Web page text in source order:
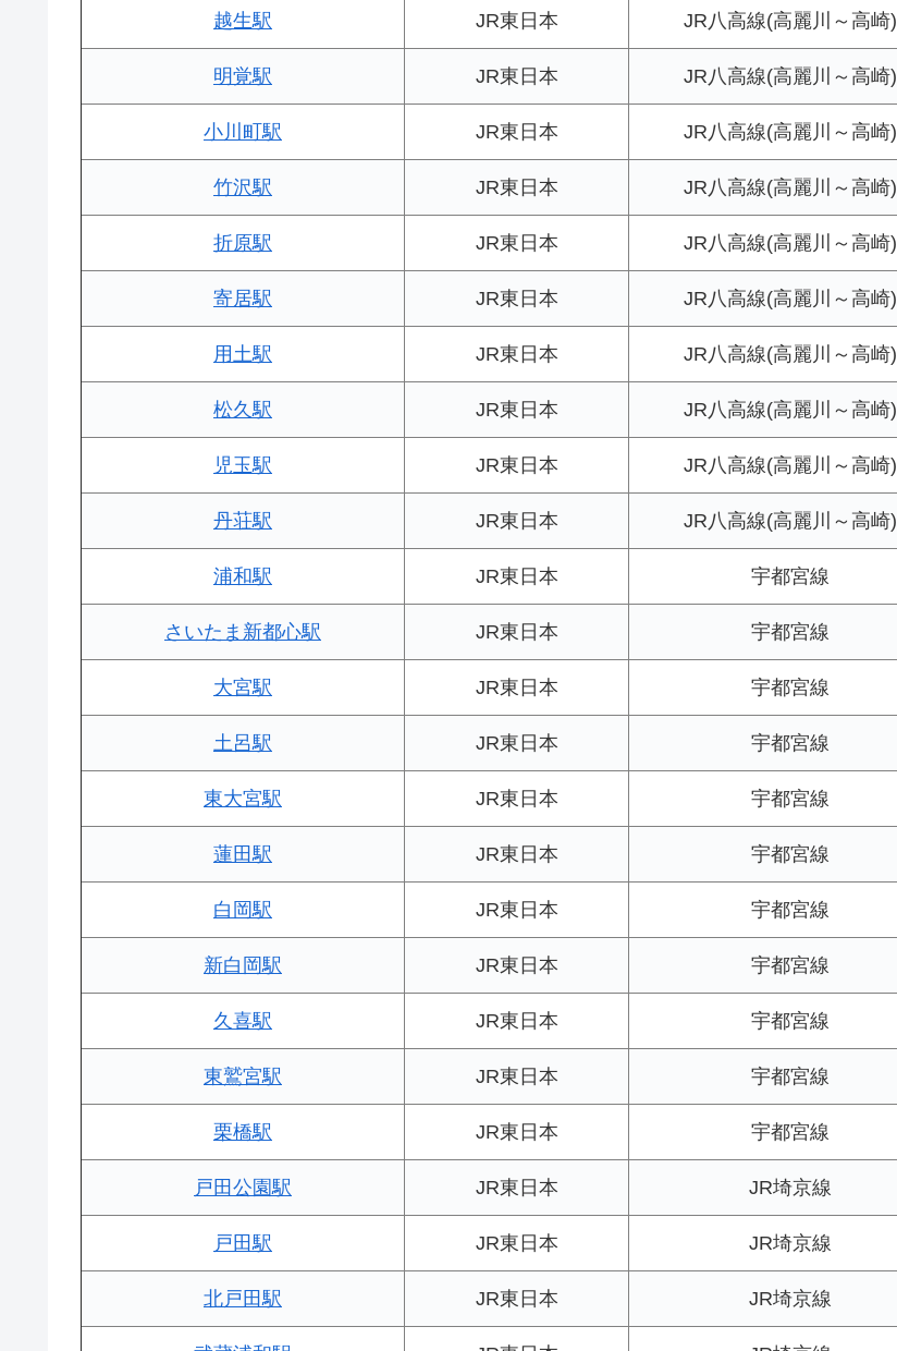
越生駅 JR東日本 JR八高線(高麗川～高崎)
明覚駅 JR東日本 JR八高線(高麗川～高崎)
小川町駅 JR東日本 JR八高線(高麗川～高崎)
竹沢駅 JR東日本 JR八高線(高麗川～高崎)
折原駅 JR東日本 JR八高線(高麗川～高崎)
寄居駅 JR東日本 JR八高線(高麗川～高崎)
用土駅 JR東日本 JR八高線(高麗川～高崎)
松久駅 JR東日本 JR八高線(高麗川～高崎)
児玉駅 JR東日本 JR八高線(高麗川～高崎)
丹荘駅 JR東日本 JR八高線(高麗川～高崎)
浦和駅 JR東日本 宇都宮線
さいたま新都心駅 JR東日本 宇都宮線
大宮駅 JR東日本 宇都宮線
土呂駅 JR東日本 宇都宮線
東大宮駅 JR東日本 宇都宮線
蓮田駅 JR東日本 宇都宮線
白岡駅 JR東日本 宇都宮線
新白岡駅 JR東日本 宇都宮線
久喜駅 JR東日本 宇都宮線
東鷲宮駅 JR東日本 宇都宮線
栗橋駅 JR東日本 宇都宮線
戸田公園駅 JR東日本 JR埼京線
戸田駅 JR東日本 JR埼京線
北戸田駅 JR東日本 JR埼京線